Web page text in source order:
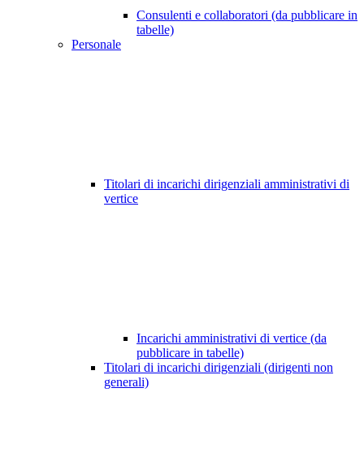
Consulenti e collaboratori (da pubblicare in
tabelle)
Personale
Titolari di incarichi dirigenziali amministrativi di
vertice
Incarichi amministrativi di vertice (da
pubblicare in tabelle)
Titolari di incarichi dirigenziali (dirigenti non
generali)